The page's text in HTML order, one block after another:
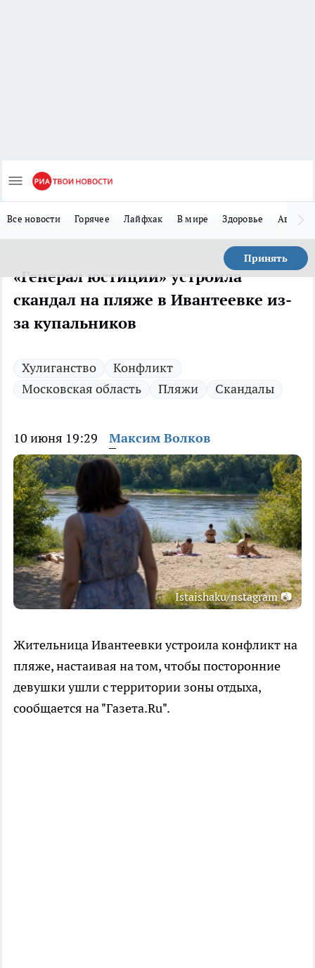
Все новости Горячее Лайфхак В мире Здоровье Авто
Принять
«Генерал юстиции» устроила
скандал на пляже в Ивантеевке из-
за купальников
Хулиганство
Конфликт
Московская область
Пляжи Скандалы
10 июня 19:29 Максим Волков
Istaishaku/nstagram 📷
Жительница Ивантеевки устроила конфликт на
пляже, настаивая на том, чтобы посторонние
девушки ушли с территории зоны отдыха,
сообщается на "Газета.Ru".